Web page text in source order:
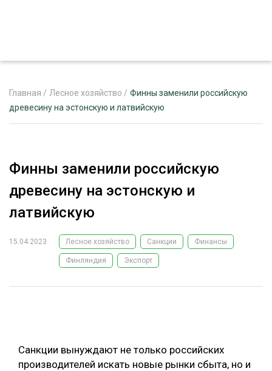
РЕКЛАМОДАТЕЛЯМ
ЛЕСНОЕ ХОЗЯЙСТВО
ЛЕСОЗАГОТОВКА
ОБРАБОТКА ДРЕВЕСИНЫ
ЛЕСОВОССТАНОВЛЕНИЕ И ЗАЩИТА
ТЕМАТИЧЕСКИЕ ПРОЕКТЫ
ЭКСПЕРТНОЕ МНЕНИЕ
Главная / Лесное хозяйство / Финны заменили российскую
древесину на эстонскую и латвийскую
Финны заменили российскую
древесину на эстонскую и
латвийскую
15.04.2023 Лесное хозяйство Санкции Финансы
Финляндия Экспорт
Санкции вынуждают не только российских
производителей искать новые рынки сбыта, но и